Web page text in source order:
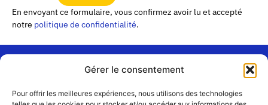
Gérer le consentement
Pour offrir les meilleures expériences, nous utilisons des technologies
En envoyant ce formulaire, vous confirmez avoir lu et accepté
notre politique de confidentialité.
« Les
Passerelles »